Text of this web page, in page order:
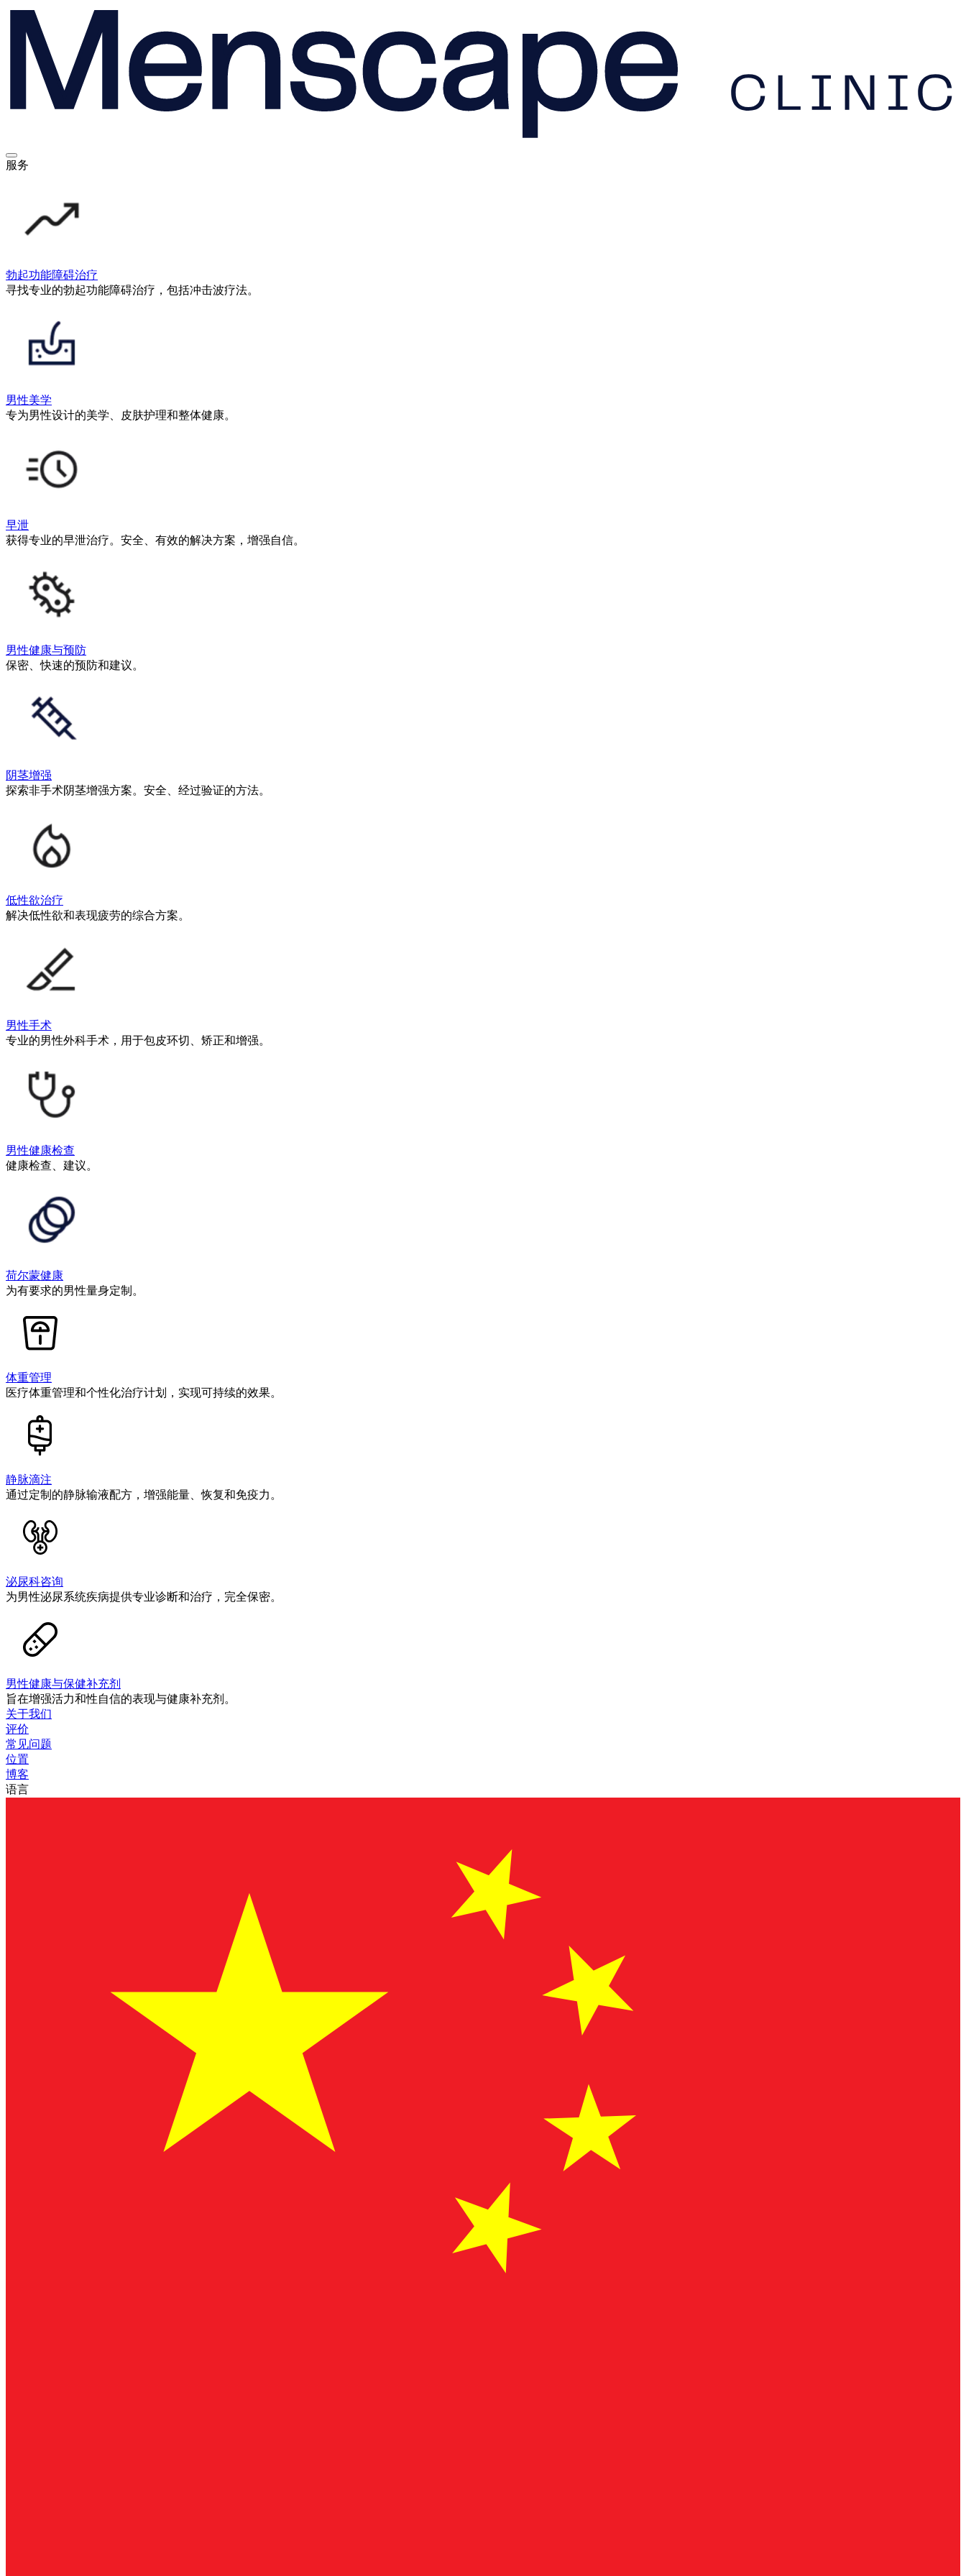
服务
勃起功能障碍治疗
寻找专业的勃起功能障碍治疗，包括冲击波疗法。
男性美学
专为男性设计的美学、皮肤护理和整体健康。
早泄
获得专业的早泄治疗。安全、有效的解决方案，增强自信。
男性健康与预防
保密、快速的预防和建议。
阴茎增强
探索非手术阴茎增强方案。安全、经过验证的方法。
低性欲治疗
解决低性欲和表现疲劳的综合方案。
男性手术
专业的男性外科手术，用于包皮环切、矫正和增强。
男性健康检查
健康检查、建议。
荷尔蒙健康
为有要求的男性量身定制。
体重管理
医疗体重管理和个性化治疗计划，实现可持续的效果。
静脉滴注
通过定制的静脉输液配方，增强能量、恢复和免疫力。
泌尿科咨询
为男性泌尿系统疾病提供专业诊断和治疗，完全保密。
男性健康与保健补充剂
旨在增强活力和性自信的表现与健康补充剂。
关于我们
评价
常见问题
位置
博客
语言